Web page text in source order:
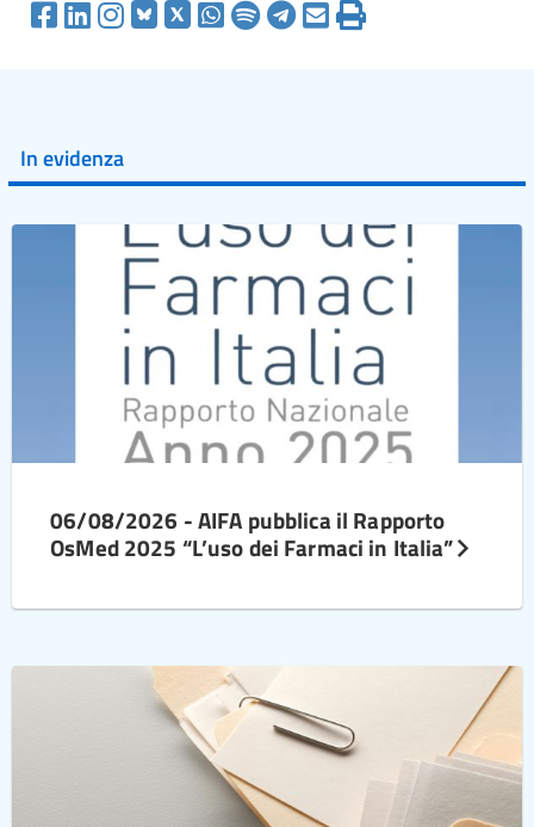
In evidenza
06/08/2026 - AIFA pubblica il Rapporto
OsMed 2025 “L’uso dei Farmaci in Italia”